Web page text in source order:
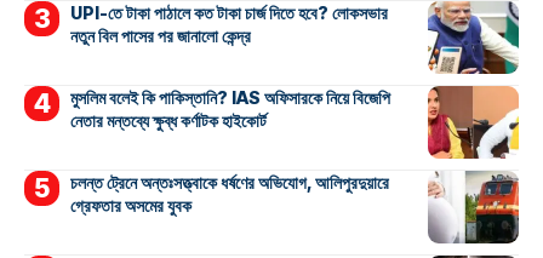
UPI-তে টাকা পাঠালে কত টাকা চার্জ দিতে হবে? লোকসভার
নতুন বিল পাসের পর জানালো কেন্দ্র
মুসলিম বলেই কি পাকিস্তানি? IAS অফিসারকে নিয়ে বিজেপি
নেতার মন্তব্যে ক্ষুব্ধ কর্ণাটক হাইকোর্ট
চলন্ত ট্রেনে অন্তঃসত্ত্বাকে ধর্ষণের অভিযোগ, আলিপুরদুয়ারে
গ্রেফতার অসমের যুবক